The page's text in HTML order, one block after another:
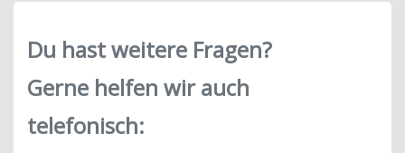
Du hast weitere Fragen?
Gerne helfen wir auch
telefonisch: